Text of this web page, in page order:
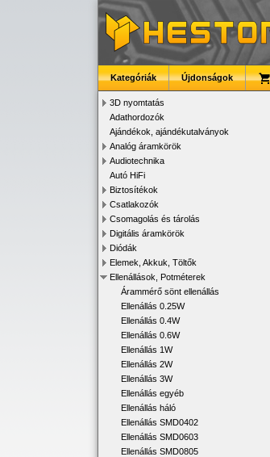
Kategóriák Újdonságok
3D nyomtatás
Adathordozók
Ajándékok, ajándékutalványok
Analóg áramkörök
Audiotechnika
Autó HiFi
Biztosítékok
Csatlakozók
Csomagolás és tárolás
Digitális áramkörök
Diódák
Elemek, Akkuk, Töltők
Ellenállások, Potméterek
Árammérő sönt ellenállás
Ellenállás 0.25W
Ellenállás 0.4W
Ellenállás 0.6W
Ellenállás 1W
Ellenállás 2W
Ellenállás 3W
Ellenállás egyéb
Ellenállás háló
Ellenállás SMD0402
Ellenállás SMD0603
Ellenállás SMD0805